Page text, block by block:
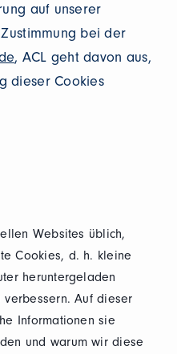
auf unserer
bei der
, ACL geht davon aus,
dieser Cookies
Websites üblich,
Cookies, d. h. kleine
heruntergeladen
verbessern. Auf dieser
Informationen sie
und warum wir diese